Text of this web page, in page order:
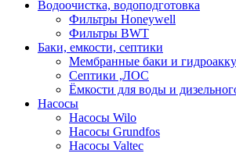
Водоочистка, водоподготовка
Фильтры Honeywell
Фильтры BWT
Баки, емкости, септики
Мембранные баки и
Септики ,ЛОС
Ёмкости для воды и
Насосы
Насосы Wilo
Насосы Grundfos
Насосы Valtec